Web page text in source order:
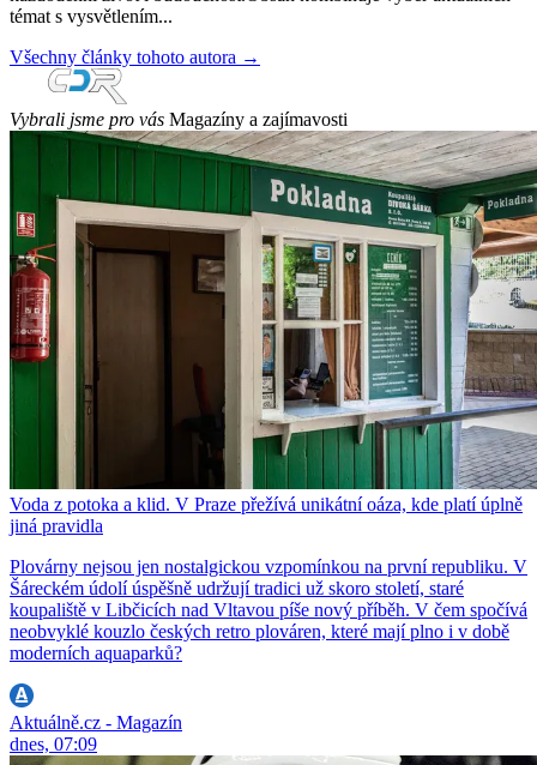
témat s vysvětlením...
Všechny články tohoto autora →
Vybrali jsme pro vás Magazíny a zajímavosti
Voda z potoka a klid. V Praze přežívá unikátní oáza, kde platí úplně
jiná pravidla
Plovárny nejsou jen nostalgickou vzpomínkou na první republiku. V
Šáreckém údolí úspěšně udržují tradici už skoro století, staré
koupaliště v Libčicích nad Vltavou píše nový příběh. V čem spočívá
neobvyklé kouzlo českých retro plováren, které mají plno i v době
moderních aquaparků?
Aktuálně.cz - Magazín
dnes, 07:09